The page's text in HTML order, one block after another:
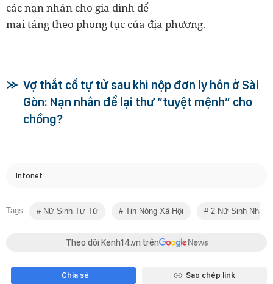
các nạn nhân cho gia đình để
mai táng theo phong tục của địa phương.
Vợ thắt cổ tự tử sau khi nộp đơn ly hôn ở Sài
Gòn: Nạn nhân để lại thư “tuyệt mệnh” cho
chồng?
Infonet
Tags Nữ Sinh Tự Tử Tin Nóng Xã Hội 2 Nữ Sinh Nhảy
Theo dõi Kenh14.vn trên
Chia sẻ Sao chép link